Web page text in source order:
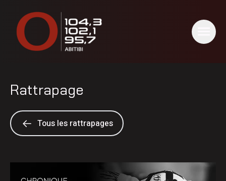
Rattrapage
Tous les rattrapages